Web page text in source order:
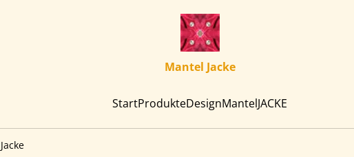
Mantel Jacke
StartProdukteDesignMantelJACKE
Jacke